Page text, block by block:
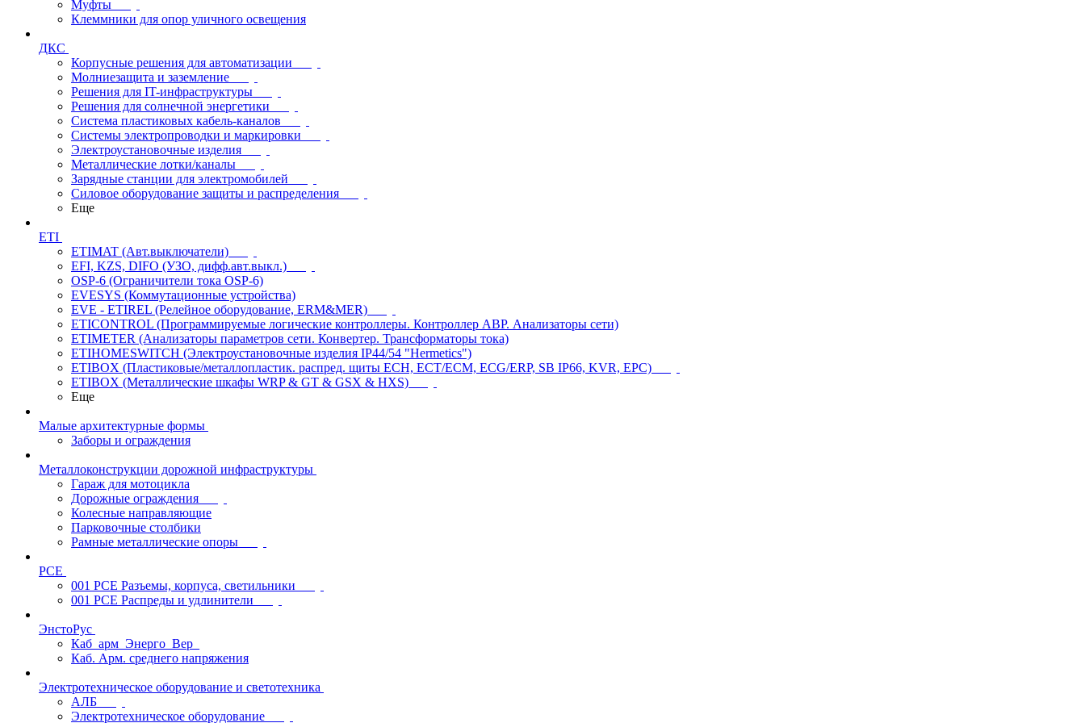
Муфты
Клеммники для опор уличного освещения
ДКС
Корпусные решения для автоматизации
Молниезащита и заземление
Решения для IT-инфраструктуры
Решения для солнечной энергетики
Система пластиковых кабель-каналов
Системы электропроводки и маркировки
Электроустановочные изделия
Металлические лотки/каналы
Зарядные станции для электромобилей
Силовое оборудование защиты и распределения
Еще
ETI
ETIMAT (Авт.выключатели)
EFI, KZS, DIFO (УЗО, дифф.авт.выкл.)
OSP-6 (Ограничители тока OSP-6)
EVESYS (Коммутационные устройства)
EVE - ETIREL (Релейное оборудование, ERM&MER)
ETICONTROL (Программируемые логические контроллеры. Контроллер АВР. Анализаторы сети)
ETIMETER (Анализаторы параметров сети. Конвертер. Трансформаторы тока)
ETIHOMESWITCH (Электроустановочные изделия IP44/54 "Hermetics")
ETIBOX (Пластиковые/металлопластик. распред. щиты ECH, ECT/ECM, ECG/ERP, SB IP66, KVR, EPC)
ETIBOX (Металлические шкафы WRP & GT & GSX & HXS)
Еще
Малые архитектурные формы
Заборы и ограждения
Металлоконструкции дорожной инфраструктуры
Гараж для мотоцикла
Дорожные ограждения
Колесные направляющие
Парковочные столбики
Рамные металлические опоры
PCE
001 PCE Разъемы, корпуса, светильники
001 PCE Распреды и удлинители
ЭнстоРус
Каб_арм_Энерго_Вер_
Каб. Арм. среднего напряжения
Электротехническое оборудование и светотехника
АЛБ
Электротехническое оборудование